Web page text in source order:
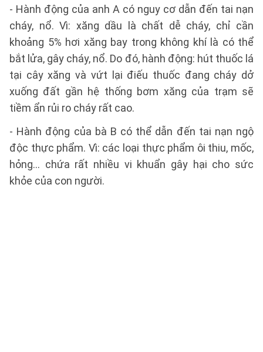
- Hành động của anh A có nguy cơ dẫn đến tai nạn
cháy, nổ. Vì: xăng dầu là chất dễ cháy, chỉ cần
khoảng 5% hơi xăng bay trong không khí là có thể
bắt lửa, gây cháy, nổ. Do đó, hành động: hút thuốc lá
tại cây xăng và vứt lại điếu thuốc đang cháy dở
xuống đất gần hệ thống bơm xăng của trạm sẽ
tiềm ẩn rủi ro cháy rất cao.
- Hành động của bà B có thể dẫn đến tai nạn ngộ
độc thực phẩm. Vì: các loại thực phẩm ôi thiu, mốc,
hỏng… chứa rất nhiều vi khuẩn gây hại cho sức
khỏe của con người.